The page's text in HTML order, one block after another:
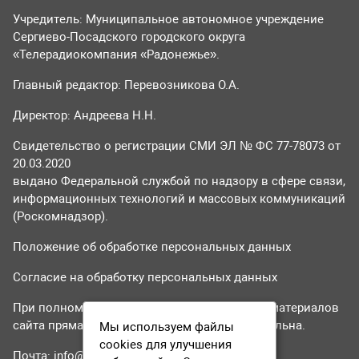
Учредитель: Муниципальное автономное учреждение
Сергиево-Посадского городского округа
«Телерадиокомпания «Радонежье».
Главный редактор: Перевозникова О.А.
Директор: Андреева Н.Н.
Свидетельство о регистрации СМИ ЭЛ № ФС 77-78073 от
20.03.2020
выдано Федеральной службой по надзору в сфере связи,
информационных технологий и массовых коммуникаций
(Роскомнадзор).
Положение об обработке персональных данных
Согласие на обработку персональных данных
При полном или частичном использовании материалов
сайта прямая гиперссылка на tvr24.tv обязательна.
Почта: info@tvr24.tv
Мы используем файлы
cookies для улучшения